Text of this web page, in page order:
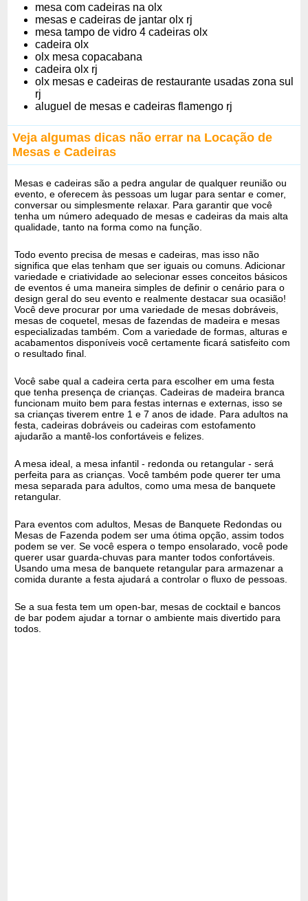
mesa com cadeiras na olx
mesas e cadeiras de jantar olx rj
mesa tampo de vidro 4 cadeiras olx
cadeira olx
olx mesa copacabana
cadeira olx rj
olx mesas e cadeiras de restaurante usadas zona sul
rj
aluguel de mesas e cadeiras flamengo rj
Veja algumas dicas não errar na Locação de
Mesas e Cadeiras
Mesas e cadeiras são a pedra angular de qualquer reunião ou
evento, e oferecem às pessoas um lugar para sentar e comer,
conversar ou simplesmente relaxar. Para garantir que você
tenha um número adequado de mesas e cadeiras da mais alta
qualidade, tanto na forma como na função.
Todo evento precisa de mesas e cadeiras, mas isso não
significa que elas tenham que ser iguais ou comuns. Adicionar
variedade e criatividade ao selecionar esses conceitos básicos
de eventos é uma maneira simples de definir o cenário para o
design geral do seu evento e realmente destacar sua ocasião!
Você deve procurar por uma variedade de mesas dobráveis,
mesas de coquetel, mesas de fazendas de madeira e mesas
especializadas também. Com a variedade de formas, alturas e
acabamentos disponíveis você certamente ficará satisfeito com
o resultado final.
Você sabe qual a cadeira certa para escolher em uma festa
que tenha presença de crianças. Cadeiras de madeira branca
funcionam muito bem para festas internas e externas, isso se
sa crianças tiverem entre 1 e 7 anos de idade. Para adultos na
festa, cadeiras dobráveis ​​ou cadeiras com estofamento
ajudarão a mantê-los confortáveis ​​e felizes.
A mesa ideal, a mesa infantil - redonda ou retangular - será
perfeita para as crianças. Você também pode querer ter uma
mesa separada para adultos, como uma mesa de banquete
retangular.
Para eventos com adultos, Mesas de Banquete Redondas ou
Mesas de Fazenda podem ser uma ótima opção, assim todos
podem se ver. Se você espera o tempo ensolarado, você pode
querer usar guarda-chuvas para manter todos confortáveis.
Usando uma mesa de banquete retangular para armazenar a
comida durante a festa ajudará a controlar o fluxo de pessoas.
Se a sua festa tem um open-bar, mesas de cocktail e bancos
de bar podem ajudar a tornar o ambiente mais divertido para
todos.